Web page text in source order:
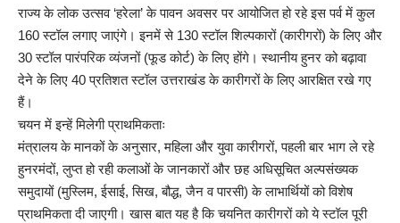
राज्य के लोक उत्सव ‘हरेला’ के पावन अवसर पर आयोजित हो रहे इस पर्व में कुल
160 स्टॉल लगाए जाएंगे। इनमें से 130 स्टॉल शिल्पकारों (कारीगरों) के लिए और
30 स्टॉल पारंपरिक व्यंजनों (फूड कोर्ट) के लिए होंगे। स्थानीय हुनर को बढ़ावा
देने के लिए 40 प्रतिशत स्टॉल उत्तराखंड के कारीगरों के लिए आरक्षित रखे गए
हैं।
चयन में इन्हें मिलेगी प्राथमिकताः
मंत्रालय के मानकों के अनुसार, महिला और युवा कारीगरों, पहली बार भाग ले रहे
हुनरमंदों, लुप्त हो रही कलाओं के जानकारों और छह अधिसूचित अल्पसंख्यक
समुदायों (मुस्लिम, ईसाई, सिख, बौद्ध, जैन व पारसी) के लाभार्थियों को विशेष
प्राथमिकता दी जाएगी। खास बात यह है कि चयनित कारीगरों को ये स्टॉल पूरी